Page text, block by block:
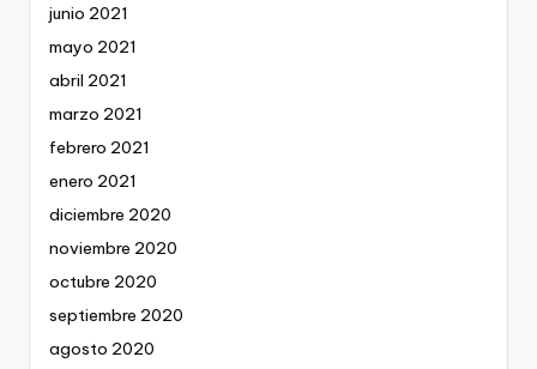
junio 2021
mayo 2021
abril 2021
marzo 2021
febrero 2021
enero 2021
diciembre 2020
noviembre 2020
octubre 2020
septiembre 2020
agosto 2020